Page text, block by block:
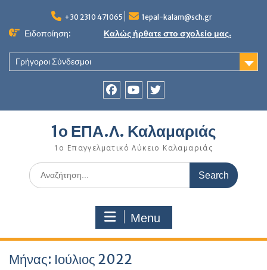
content
+30 2310 471065 1epal-kalam@sch.gr
Ειδοποίηση: Καλώς ήρθατε στο σχολείο μας.
Γρήγοροι Σύνδεσμοι
1ο ΕΠΑ.Λ. Καλαμαριάς
1ο Επαγγελματικό Λύκειο Καλαμαριάς
Search
for:
Menu
Μήνας: Ιούλιος 2022